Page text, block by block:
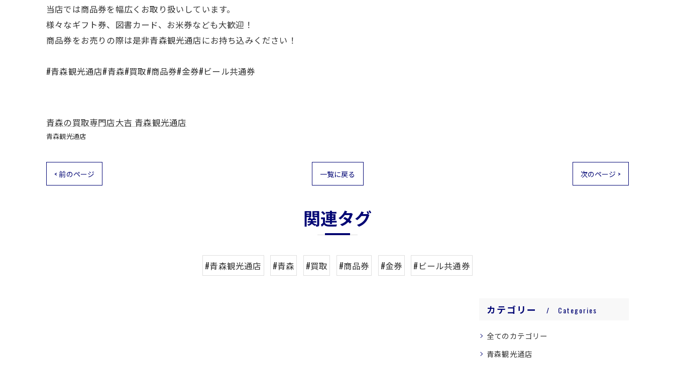
当店では商品券を幅広くお取り扱いしています。
様々なギフト券、図書カード、お米券なども大歓迎！
商品券をお売りの際は是非青森観光通店にお持ち込みください！
#青森観光通店#青森#買取#商品券#金券#ビール共通券
青森の買取専門店大吉 青森観光通店
青森観光通店
< 前のページ 一覧に戻る 次のページ >
関連タグ
#青森観光通店 #青森 #買取 #商品券 #金券 #ビール共通券
カテゴリー Categories
全てのカテゴリー
青森観光通店